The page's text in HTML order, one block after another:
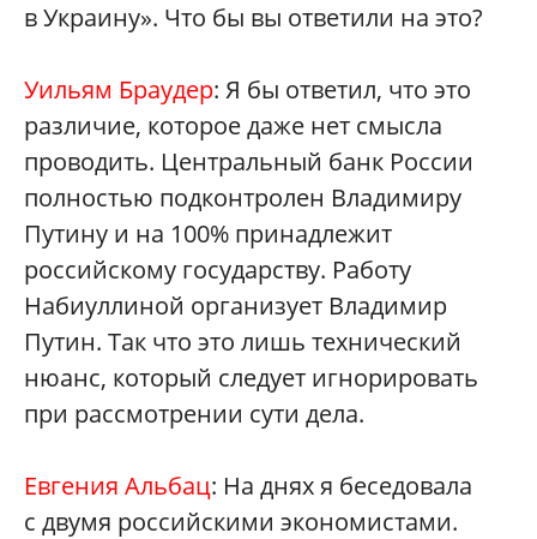
в Украину». Что бы вы ответили на это?
Уильям Браудер: Я бы ответил, что это
различие, которое даже нет смысла
проводить. Центральный банк России
полностью подконтролен Владимиру
Путину и на 100% принадлежит
российскому государству. Работу
Набиуллиной организует Владимир
Путин. Так что это лишь технический
нюанс, который следует игнорировать
при рассмотрении сути дела.
Евгения Альбац: На днях я беседовала
с двумя российскими экономистами.